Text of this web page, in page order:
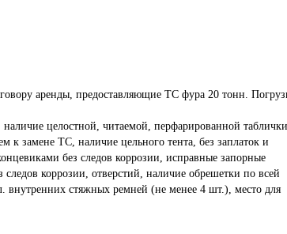
аренды, предоставляющие ТС фура 20 тонн.
целостной, читаемой, перфарированной
к замене ТС, наличие цельного тента, без заплаток и
без следов коррозии, исправные запорные
коррозии, отверстий, наличие обрешетки по всей
внутренних стяжных ремней (не менее 4 шт.), место для